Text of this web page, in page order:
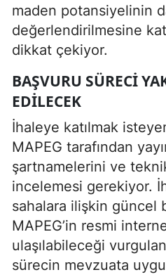
maden potansiyelinin
değerlendirilmesine
dikkat çekiyor.
BAŞVURU SÜRECI
EDILECEK
İhaleye katılmak isteyen
MAPEG tarafından
şartnamelerini ve
incelemesi gerekiyor.
sahalara ilişkin güncel
MAPEG’in resmi
ulaşılabileceği
sürecin mevzuata